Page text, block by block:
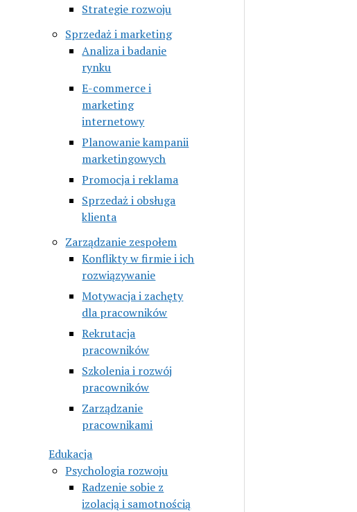
Strategie rozwoju
Sprzedaż i marketing
Analiza i badanie
rynku
E-commerce i
marketing
internetowy
Planowanie kampanii
marketingowych
Promocja i reklama
Sprzedaż i obsługa
klienta
Zarządzanie zespołem
Konflikty w firmie i ich
rozwiązywanie
Motywacja i zachęty
dla pracowników
Rekrutacja
pracowników
Szkolenia i rozwój
pracowników
Zarządzanie
pracownikami
Edukacja
Psychologia rozwoju
Radzenie sobie z
izolacją i samotnością